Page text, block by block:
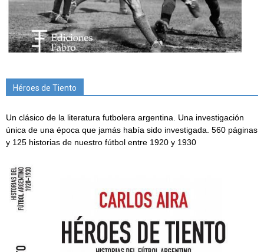
Héroes de Tiento
Un clásico de la literatura futbolera argentina. Una investigación
única de una época que jamás había sido investigada. 560 páginas
y 125 historias de nuestro fútbol entre 1920 y 1930